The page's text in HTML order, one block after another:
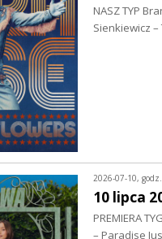
NASZ TYP
Sienkiewicz
2026-07-10,
10 lipca
PREMIERA
– Paradise